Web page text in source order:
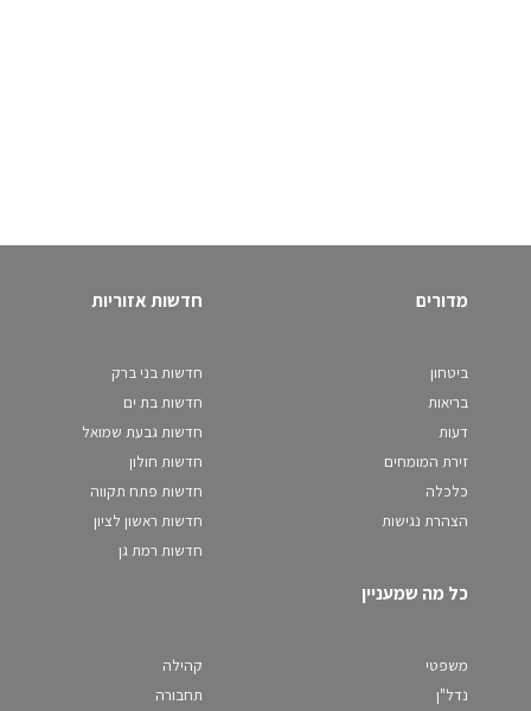
מדורים
ביטחון
בריאות
דעות
זירת המומחים
כלכלה
הצהרת נגישות
חדשות אזוריות
חדשות בני ברק
חדשות בת ים
חדשות גבעת שמואל
חדשות חולון
חדשות פתח תקווה
חדשות ראשון לציון
חדשות רמת גן
כל מה שמעניין
משפטי
נדל"ן
קהילה
תחבורה